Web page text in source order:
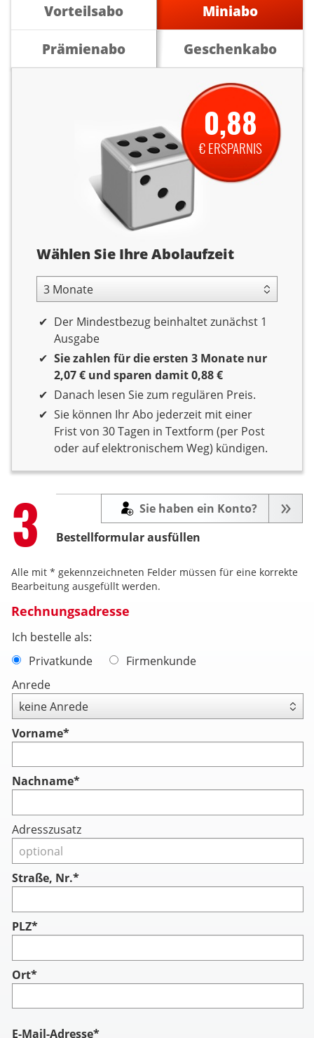
Vorteilsabo
Miniabo
Prämienabo
Geschenkabo
Abolaufzeit
Wählen Sie Ihre Abolaufzeit
3 Monate Laufzeit
Der Mindestbezug beinhaltet zunächst 1
Ausgabe
Sie zahlen für die ersten 3 Monate nur
2,07 € und sparen damit 0,88 €
Danach lesen Sie zum regulären Preis.
Sie können Ihr Abo jederzeit mit einer
Frist von 30 Tagen in Textform (per Post
oder auf elektronischem Weg) kündigen.
0,88
€ ERSPARNIS
Step
3 Bestellformular ausfüllen
Sie haben ein Konto?
Alle mit * gekennzeichneten Felder müssen für eine korrekte
Bearbeitung ausgefüllt werden.
Rechnungsadresse
Ich bestelle als:
Privatkunde
Firmenkunde
Anrede
Vorname*
Nachname*
Adresszusatz
Straße, Nr.*
PLZ*
Ort*
Account
E-Mail-Adresse*